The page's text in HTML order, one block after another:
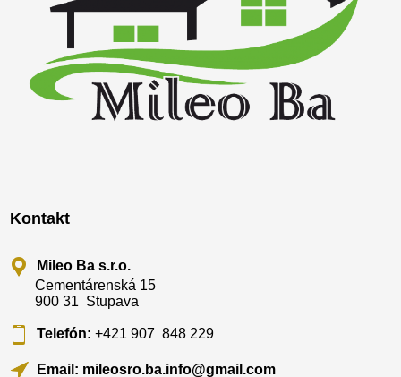
Kontakt
Mileo Ba s.r.o.
Cementárenská 15
900 31 Stupava
Telefón: +421 907 848 229
Email: mileosro.ba.info@gmail.com